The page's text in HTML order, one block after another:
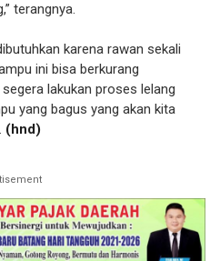
terangnya.
karena rawan sekali
ini bisa berkurang
segera lakukan proses lelang
yang bagus yang akan kita
(hnd)